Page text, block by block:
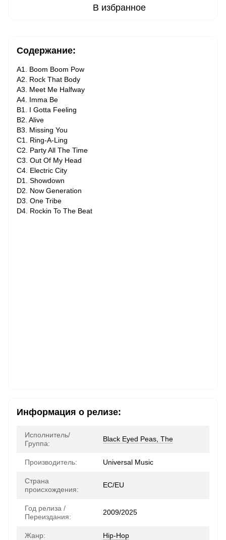
В избранное
Содержание:
A1. Boom Boom Pow
A2. Rock That Body
A3. Meet Me Halfway
A4. Imma Be
B1. I Gotta Feeling
B2. Alive
B3. Missing You
C1. Ring-A-Ling
C2. Party All The Time
C3. Out Of My Head
C4. Electric City
D1. Showdown
D2. Now Generation
D3. One Tribe
D4. Rockin To The Beat
Информация о релизе:
Исполнитель/
Группа:
Black Eyed Peas, The
Производитель: Universal Music
Страна
происхождения:
ЕС/EU
Год релиза /
Переиздания:
2009/2025
Жанр: Hip-Hop